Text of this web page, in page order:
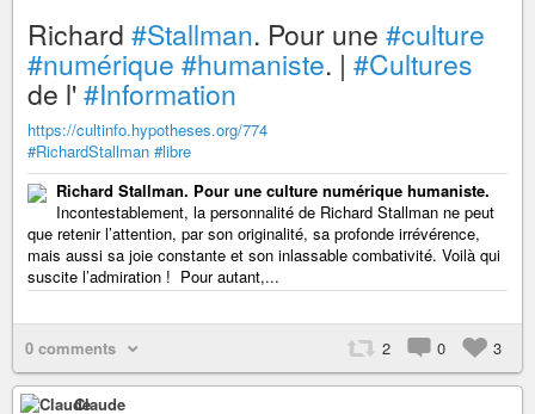
Richard #Stallman. Pour une #culture
#numérique #humaniste. | #Cultures
de l'#Information
https://cultinfo.hypotheses.org/774
#RichardStallman #libre
Richard Stallman. Pour une culture numérique humaniste.
Incontestablement, la personnalité de Richard Stallman ne peut
que retenir l’attention, par son originalité, sa profonde irrévérence,
mais aussi sa joie constante et son inlassable combativité. Voilà qui
suscite l’admiration ! Pour autant,...
0 comments 2 0 3
Claude